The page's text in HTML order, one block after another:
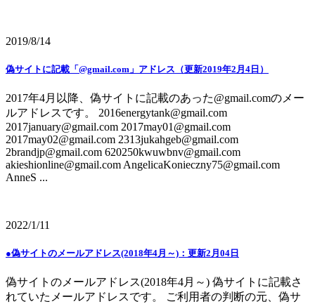
2019/8/14
偽サイトに記載「@gmail.com」アドレス（更新2019年2月4日）
2017年4月以降、偽サイトに記載のあった@gmail.comのメー
ルアドレスです。 2016energytank@gmail.com
2017january@gmail.com 2017may01@gmail.com
2017may02@gmail.com 2313jukahgeb@gmail.com
2brandjp@gmail.com 620250kwuwbnv@gmail.com
akieshionline@gmail.com AngelicaKonieczny75@gmail.com
AnneS ...
2022/1/11
●偽サイトのメールアドレス(2018年4月～)：更新2月04日
偽サイトのメールアドレス(2018年4月～) 偽サイトに記載さ
れていたメールアドレスです。 ご利用者の判断の元、偽サ